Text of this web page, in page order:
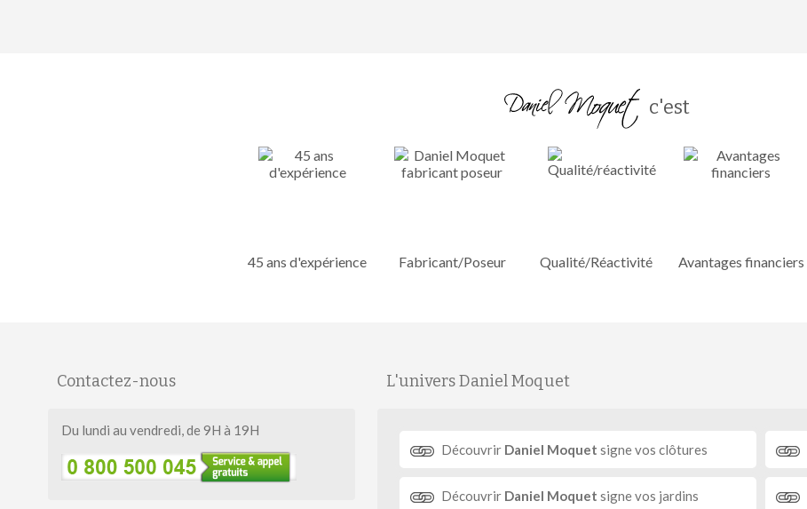
c'est
45 ans d'expérience Fabricant/Poseur Qualité/Réactivité Avantages financiers
Contactez-nous
Du lundi au vendredi, de 9H à 19H
L'univers Daniel Moquet
Découvrir Daniel Moquet signe vos clôtures
Découvrir Daniel Moquet signe vos jardins